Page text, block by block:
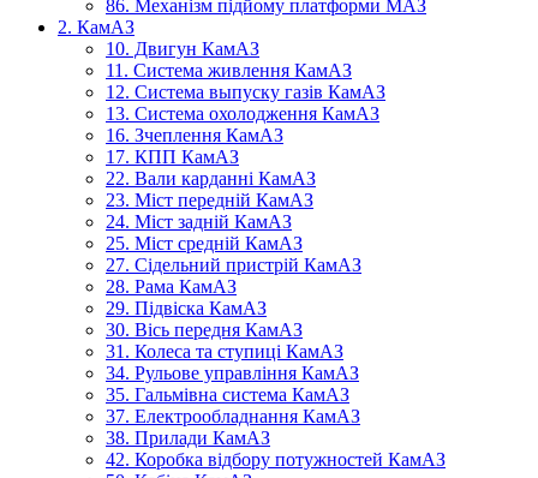
86. Механізм підйому платформи МАЗ
2. КамАЗ
10. Двигун КамАЗ
11. Система живлення КамАЗ
12. Система выпуску газів КамАЗ
13. Система охолодження КамАЗ
16. Зчеплення КамАЗ
17. КПП КамАЗ
22. Вали карданні КамАЗ
23. Міст передній КамАЗ
24. Міст задній КамАЗ
25. Міст средній КамАЗ
27. Сідельний пристрій КамАЗ
28. Рама КамАЗ
29. Підвіска КамАЗ
30. Вісь передня КамАЗ
31. Колеса та ступиці КамАЗ
34. Рульове управління КамАЗ
35. Гальмівна система КамАЗ
37. Електрообладнання КамАЗ
38. Прилади КамАЗ
42. Коробка відбору потужностей КамАЗ